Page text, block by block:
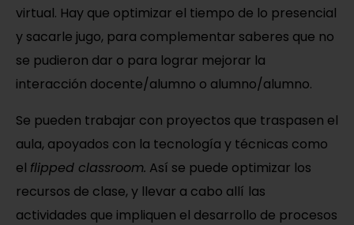
virtual. Hay que optimizar el tiempo de lo presencial
y sacarle jugo, para complementar saberes que no
se pudieron dar o para lograr mejorar la
interacción docente/alumno o alumno/alumno.
Se pueden trabajar con proyectos que traspasen el
aula, apoyados con la tecnología y técnicas como
el flipped classroom. Así se puede optimizar los
recursos de clase, y llevar a cabo allí las
actividades que impliquen el desarrollo de procesos